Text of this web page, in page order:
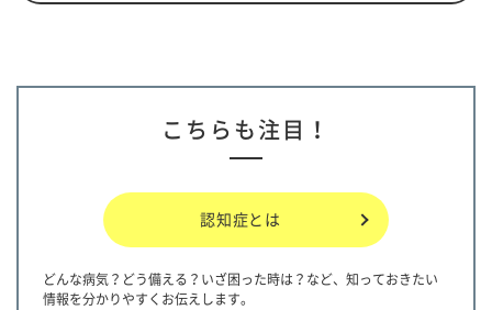
こちらも注目！
認知症とは
どんな病気？どう備える？いざ困った時は？など、知っておきたい
情報を分かりやすくお伝えします。